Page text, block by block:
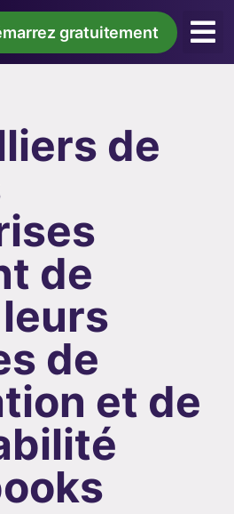
gratuitement
de
de
de
et de